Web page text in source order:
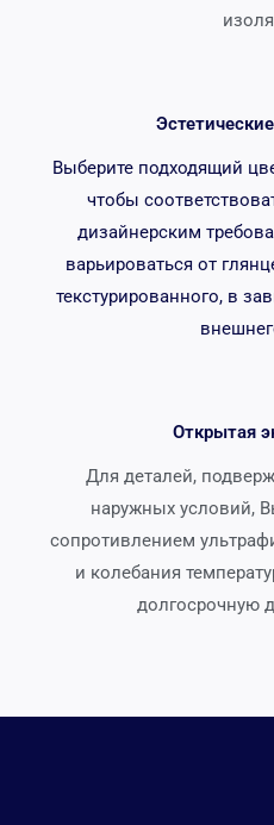
Выберите подходящий
чтобы
дизайнерским
варьироваться от
текстурированного, в
Открытая
Для деталей,
наружных условий,
сопротивлением
и колебания
долгосрочную